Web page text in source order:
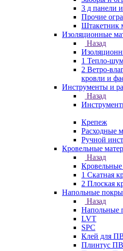
3 д панели
Прочие
Штакетник
Изоляционные
Назад
1 Тепло-
2 Ветро-
кровли и
Инструменты и
Назад
Крепеж
Расходные
Ручной
Кровельные
Назад
1 Скатная
2 Плоская
Напольные
Назад
Напольные
LVT
SPC
Клей для
Плинтус